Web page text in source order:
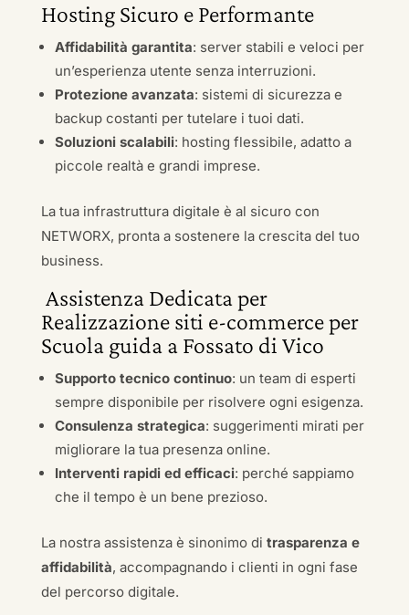
Hosting Sicuro e Performante
Affidabilità garantita: server stabili e veloci per
un’esperienza utente senza interruzioni.
Protezione avanzata: sistemi di sicurezza e
backup costanti per tutelare i tuoi dati.
Soluzioni scalabili: hosting flessibile, adatto a
piccole realtà e grandi imprese.
La tua infrastruttura digitale è al sicuro con
NETWORX, pronta a sostenere la crescita del tuo
business.
Assistenza Dedicata per
Realizzazione siti e-commerce per
Scuola guida a Fossato di Vico
Supporto tecnico continuo: un team di esperti
sempre disponibile per risolvere ogni esigenza.
Consulenza strategica: suggerimenti mirati per
migliorare la tua presenza online.
Interventi rapidi ed efficaci: perché sappiamo
che il tempo è un bene prezioso.
La nostra assistenza è sinonimo di trasparenza e
affidabilità, accompagnando i clienti in ogni fase
del percorso digitale.